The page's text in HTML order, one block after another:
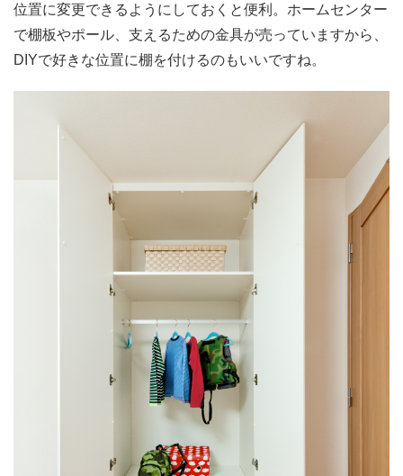
位置に変更できるようにしておくと便利。ホームセンター
で棚板やポール、支えるための金具が売っていますから、
DIYで好きな位置に棚を付けるのもいいですね。